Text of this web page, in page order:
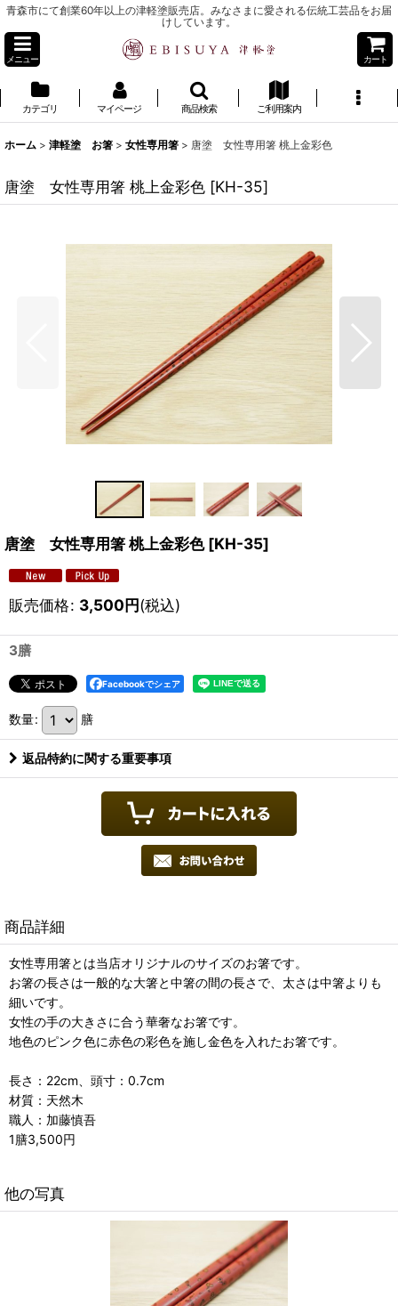
青森市にて創業60年以上の津軽塗販売店。みなさまに愛される伝統工芸品をお届
けしています。
メニュー カート
カテゴリ マイページ 商品検索 ご利用案内
ホーム > 津軽塗 お箸 > 女性専用箸 > 唐塗 女性専用箸 桃上金彩色
唐塗 女性専用箸 桃上金彩色 [KH-35]
唐塗 女性専用箸 桃上金彩色 [KH-35]
販売価格: 3,500円(税込)
3膳
Facebookでシェア
数量: 膳
返品特約に関する重要事項
商品詳細
女性専用箸とは当店オリジナルのサイズのお箸です。
お箸の長さは一般的な大箸と中箸の間の長さで、太さは中箸よりも
細いです。
女性の手の大きさに合う華奢なお箸です。
地色のピンク色に赤色の彩色を施し金色を入れたお箸です。
長さ：22cm、頭寸：0.7cm
材質：天然木
職人：加藤慎吾
1膳3,500円
他の写真